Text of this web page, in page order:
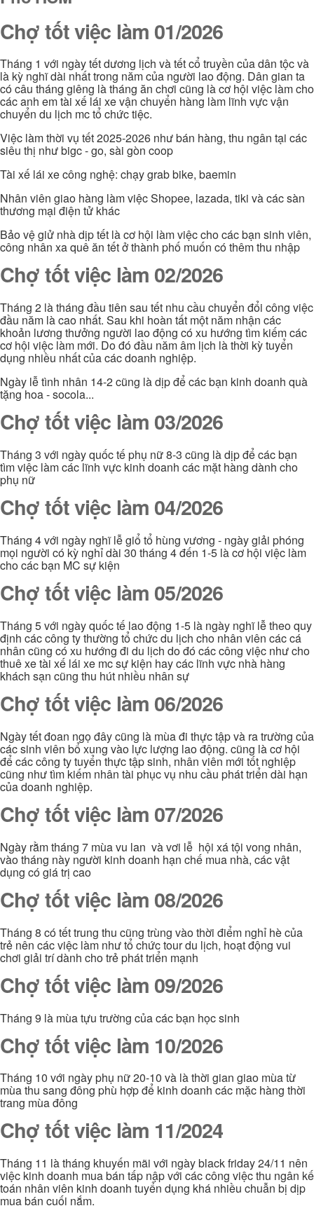
Chợ tốt việc làm 01/2026
Tháng 1 với ngày tết dương lịch và tết cổ truyền của dân tộc và
là kỳ nghĩ dài nhất trong năm của người lao động. Dân gian ta
có câu tháng giêng là tháng ăn chơi cũng là cơ hội việc làm cho
các anh em tài xế lái xe vận chuyển hàng làm lĩnh vực vận
chuyển du lịch mc tổ chức tiệc.
Việc làm thời vụ tết 2025-2026 như bán hàng, thu ngân tại các
siêu thị như bigc - go, sài gòn coop
Tài xế lái xe công nghệ: chạy grab bike, baemin
Nhân viên giao hàng làm việc Shopee, lazada, tiki và các sàn
thương mại điện tử khác
Bảo vệ giử nhà dịp tết là cơ hội làm việc cho các bạn sinh viên,
công nhân xa quê ăn tết ở thành phố muốn có thêm thu nhập
Chợ tốt việc làm 02/2026
Tháng 2 là tháng đầu tiên sau tết nhu cầu chuyển đổi công việc
đầu năm là cao nhất. Sau khi hoàn tất một năm nhận các
khoản lương thưởng người lao động có xu hướng tìm kiếm các
cơ hội việc làm mới. Do đó đầu năm âm lịch là thời kỳ tuyển
dụng nhiều nhất của các doanh nghiệp.
Ngày lễ tình nhân 14-2 cũng là dịp để các bạn kinh doanh quà
tặng hoa - socola...
Chợ tốt việc làm 03/2026
Tháng 3 với ngày quốc tế phụ nữ 8-3 cũng là dịp để các bạn
tìm việc làm các lĩnh vực kinh doanh các mặt hàng dành cho
phụ nữ
Chợ tốt việc làm 04/2026
Tháng 4 với ngày nghĩ lễ giổ tổ hùng vương - ngày giải phóng
mọi người có kỳ nghỉ dài 30 tháng 4 đến 1-5 là cơ hội việc làm
cho các bạn MC sự kiện
Chợ tốt việc làm 05/2026
Tháng 5 với ngày quốc tế lao động 1-5 là ngày nghĩ lễ theo quy
định các công ty thường tổ chức du lịch cho nhân viên các cá
nhân cũng có xu hướng đi du lịch do đó các công việc như cho
thuê xe tài xế lái xe mc sự kiện hay các lĩnh vực nhà hàng
khách sạn cũng thu hút nhiều nhân sự
Chợ tốt việc làm 06/2026
Ngày tết đoan ngọ đây cũng là mùa đi thực tập và ra trường của
các sinh viên bổ xung vào lực lượng lao động. cũng là cơ hội
để các công ty tuyển thực tập sinh, nhân viên mới tốt nghiệp
cũng như tìm kiếm nhân tài phục vụ nhu cầu phát triển dài hạn
của doanh nghiệp.
Chợ tốt việc làm 07/2026
Ngày rằm tháng 7 mùa vu lan và vơi lễ hội xá tội vong nhân,
vào tháng này người kinh doanh hạn chế mua nhà, các vật
dụng có giá trị cao
Chợ tốt việc làm 08/2026
Tháng 8 có tết trung thu cũng trùng vào thời điểm nghỉ hè của
trẻ nên các việc làm như tổ chức tour du lịch, hoạt động vui
chơi giải trí dành cho trẻ phát triển mạnh
Chợ tốt việc làm 09/2026
Tháng 9 là mùa tựu trường của các bạn học sinh
Chợ tốt việc làm 10/2026
Tháng 10 với ngày phụ nữ 20-10 và là thời gian giao mùa từ
mùa thu sang đông phù hợp để kinh doanh các mặc hàng thời
trang mùa đông
Chợ tốt việc làm 11/2024
Tháng 11 là tháng khuyến mãi với ngày black friday 24/11 nên
việc kinh doanh mua bán tấp nập với các công việc thu ngân kế
toán nhân viên kinh doanh tuyển dụng khá nhiều chuẫn bị dịp
mua bán cuối nắm.